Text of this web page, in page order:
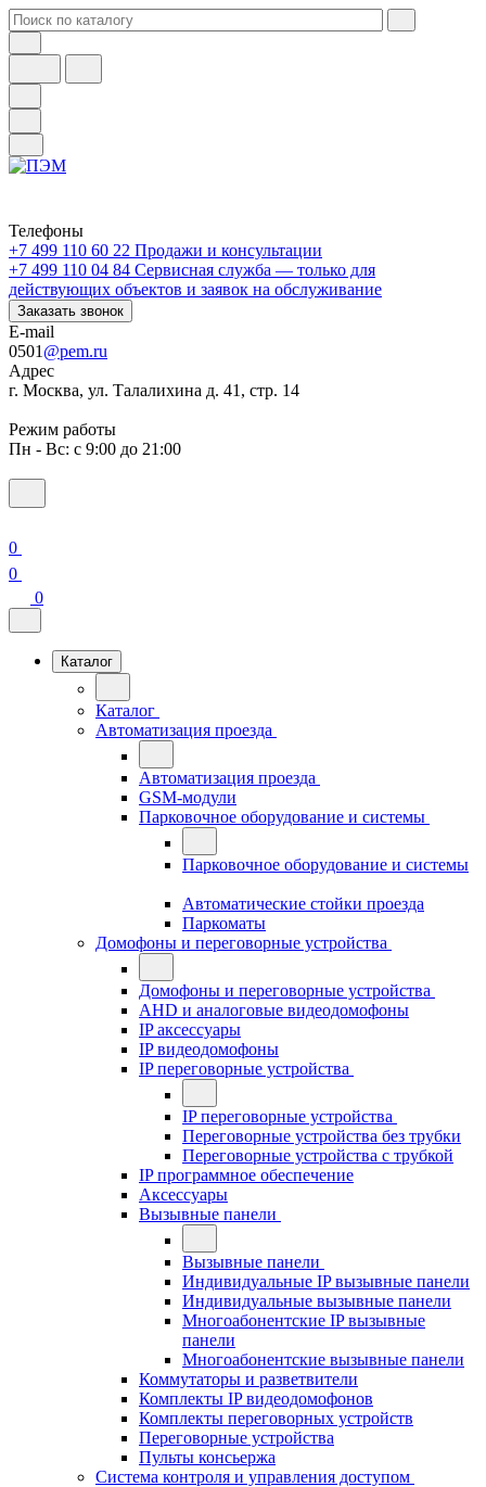
Телефоны
+7 499 110 60 22 Продажи и консультации
+7 499 110 04 84 Сервисная служба — только для
действующих объектов и заявок на обслуживание
Заказать звонок
E-mail
0501 @pem.ru
Адрес
г. Москва, ул. Талалихина д. 41, стр. 14
Режим работы
Пн - Вс: с 9:00 до 21:00
0
0
0
Каталог
Каталог
Автоматизация проезда
Автоматизация проезда
GSM-модули
Парковочное оборудование и системы
Парковочное оборудование и системы
Автоматические стойки проезда
Паркоматы
Домофоны и переговорные устройства
Домофоны и переговорные устройства
AHD и аналоговые видеодомофоны
IP аксессуары
IP видеодомофоны
IP переговорные устройства
IP переговорные устройства
Переговорные устройства без трубки
Переговорные устройства с трубкой
IP программное обеспечение
Аксессуары
Вызывные панели
Вызывные панели
Индивидуальные IP вызывные панели
Индивидуальные вызывные панели
Многоабонентские IP вызывные
панели
Многоабонентские вызывные панели
Коммутаторы и разветвители
Комплекты IP видеодомофонов
Комплекты переговорных устройств
Переговорные устройства
Пульты консьержа
Система контроля и управления доступом